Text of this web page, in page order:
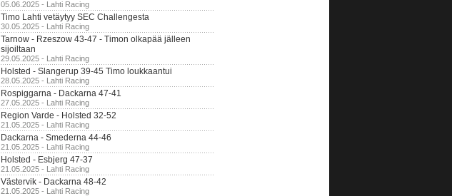
05.06.2025 - Lahti Racing
Timo Lahti vetäytyy SEC Challengesta
30.05.2025 - Lahti Racing
Tarnow - Rzeszow 43-47 - Timon olkapää jälleen
sijoiltaan
29.05.2025 - Lahti Racing
Holsted - Slangerup 39-45 Timo loukkaantui
28.05.2025 - Lahti Racing
Rospiggarna - Dackarna 47-41
27.05.2025 - Lahti Racing
Region Varde - Holsted 32-52
21.05.2025 - Lahti Racing
Dackarna - Smederna 44-46
21.05.2025 - Lahti Racing
Holsted - Esbjerg 47-37
21.05.2025 - Lahti Racing
Västervik - Dackarna 48-42
21.05.2025 - Lahti Racing